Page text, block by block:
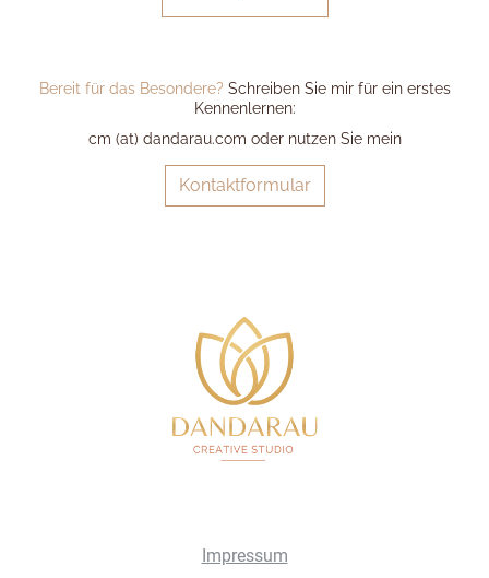
Bereit für das Besondere? Schreiben Sie mir für ein erstes
Kennenlernen:
cm (at) dandarau.com oder nutzen Sie mein
Kontaktformular
Impressum